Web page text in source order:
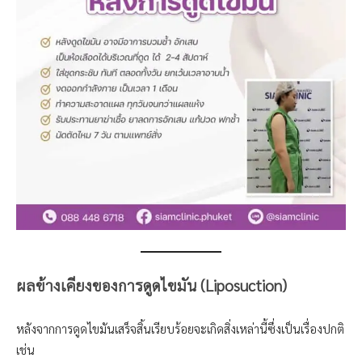
ผลข้างเคียงของการดูดไขมัน (Liposuction)
หลังจากการดูดไขมันเสร็จสิ้นเรียบร้อยจะเกิดสิ่งเหล่านี้ซึ่งเป็นเรื่องปกติ
เช่น